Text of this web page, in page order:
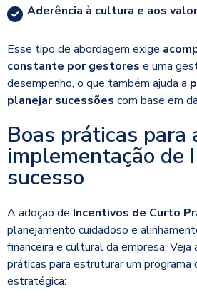
Aderência à cultura e aos
Esse tipo de abordagem exige
constante por gestores e uma
desempenho, o que também ajuda a
planejar sucessões com base em
Boas práticas para
implementação de
sucesso
A adoção de Incentivos de Curto
planejamento cuidadoso e
financeira e cultural da empresa. Veja
práticas para estruturar um programa
estratégica: